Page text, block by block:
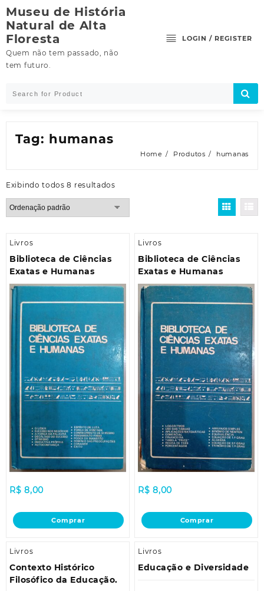
Skip
to
content
Museu de História
Natural de Alta
Floresta
Quem não tem passado, não
tem futuro.
LOGIN / REGISTER
Tag: humanas
Home Produtos humanas
Exibindo todos 8 resultados
Livros
Biblioteca de Ciências
Exatas e Humanas
R$ 8,00
Comprar
Livros
Biblioteca de Ciências
Exatas e Humanas
R$ 8,00
Comprar
Livros
Contexto Histórico
Filosófico da Educação.
Livros
Educação e Diversidade